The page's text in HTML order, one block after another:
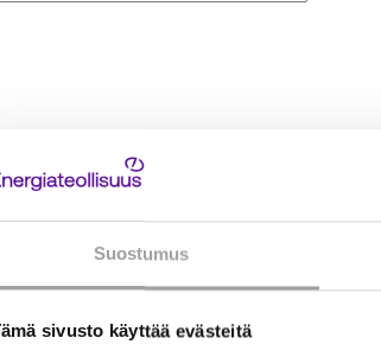
Suostumus
sivusto käyttää evästeitä